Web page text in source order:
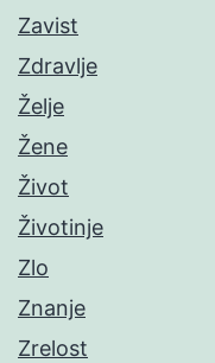
Zavist
Zdravlje
Želje
Žene
Život
Životinje
Zlo
Znanje
Zrelost